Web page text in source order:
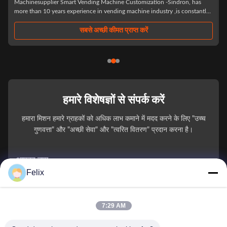
Machinesupplier Smart Vending Machine Customization -Sindron, has
more than 10 years experience in vending machine industry ,is constantly
सबसे अच्छी कीमत प्राप्त करें
हमारे विशेषज्ञों से संपर्क करें
हमारा मिशन हमारे ग्राहकों को अधिक लाभ कमाने में मदद करने के लिए "उच्च
गुणवत्ता" और "अच्छी सेवा" और "त्वरित वितरण" प्रदान करना है।
आपका नाम
Felix
7:29 AM